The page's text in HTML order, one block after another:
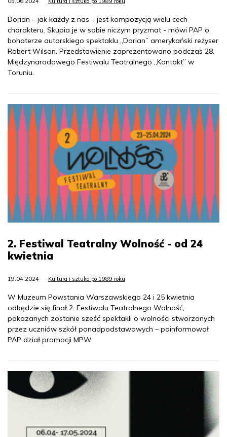
Dorian – jak każdy z nas – jest kompozycją wielu cech
charakteru. Skupia je w sobie niczym pryzmat - mówi PAP o
bohaterze autorskiego spektaklu „Dorian” amerykański reżyser
Robert Wilson. Przedstawienie zaprezentowano podczas 28.
Międzynarodowego Festiwalu Teatralnego „Kontakt” w
Toruniu.
2. Festiwal Teatralny Wolność - od 24
kwietnia
19.04.2024 Kultura i sztuka po 1989 roku
W Muzeum Powstania Warszawskiego 24 i 25 kwietnia
odbędzie się finał 2. Festiwalu Teatralnego Wolność,
pokazanych zostanie sześć spektakli o wolności stworzonych
przez uczniów szkół ponadpodstawowych – poinformował
PAP dział promocji MPW.